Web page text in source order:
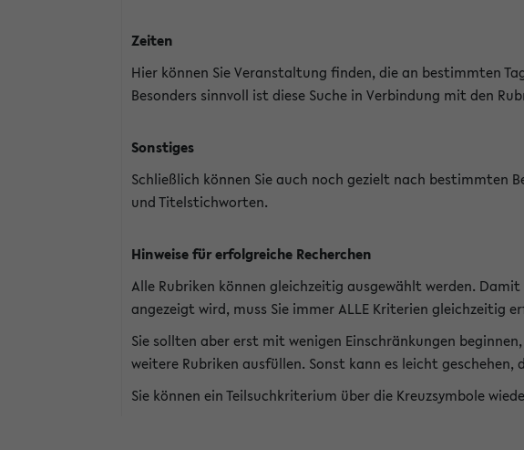
Zeiten
Hier können Sie Veranstaltung finden, die an bestimmten
Besonders sinnvoll ist diese Suche in Verbindung mit den
Sonstiges
Schließlich können Sie auch noch gezielt nach bestimmten
und Titelstichworten.
Hinweise für erfolgreiche Recherchen
Alle Rubriken können gleichzeitig ausgewählt werden.
angezeigt wird, muss Sie immer ALLE Kriterien gleichzeitig
Sie sollten aber erst mit wenigen Einschränkungen
weitere Rubriken ausfüllen. Sonst kann es leicht
Sie können ein Teilsuchkriterium über die Kreuzsymbole